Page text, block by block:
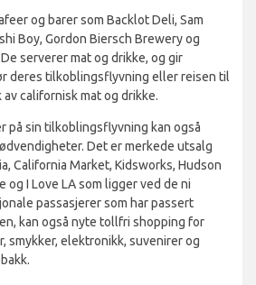
og barer som Backlot Deli, Sam
Boy, Gordon Biersch Brewery og
serverer mat og drikke, og gir
deres tilkoblingsflyvning eller reisen til
californisk mat og drikke.
på sin tilkoblingsflyvning kan også
Det er merkede utsalg
California Market, Kidsworks, Hudson
og I Love LA som ligger ved de ni
passasjerer som har passert
kan også nyte tollfri shopping for
smykker, elektronikk, suvenirer og